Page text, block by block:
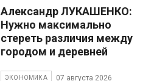
Александр ЛУКАШЕНКО:
Нужно максимально
стереть различия между
городом и деревней
ЭКОНОМИКА 07 августа 2026